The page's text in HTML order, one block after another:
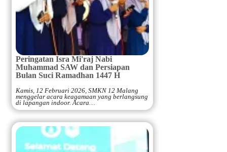
Peringatan Isra Mi'raj Nabi
Muhammad SAW dan Persiapan
Bulan Suci Ramadhan 1447 H
Kamis, 12 Februari 2026, SMKN 12 Malang
menggelar acara keagamaan yang berlangsung
di lapangan indoor. Acara…